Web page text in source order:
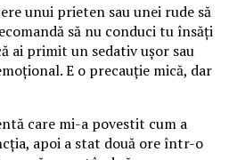
unui prieten sau unei rude să
să nu conduci tu însăți
ai primit un sedativ ușor sau
E o precauție mică, dar
care mi-a povestit cum a
apoi a stat două ore într-o